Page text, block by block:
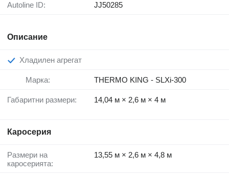
Autoline ID: JJ50285
Описание
Хладилен агрегат
Марка: THERMO KING - SLXi-300
Габаритни размери: 14,04 м × 2,6 м × 4 м
Каросерия
Размери на
каросерията:
13,55 м × 2,6 м × 4,8 м